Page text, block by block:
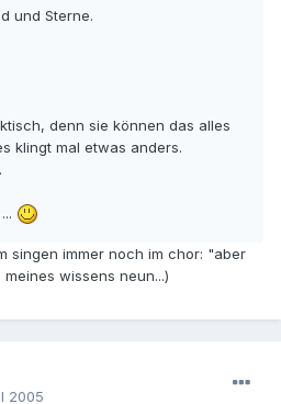
und Sterne.
denn sie können das alles
klingt mal etwas anders.
singen immer noch im chor: "aber
wissens neun...)
2005